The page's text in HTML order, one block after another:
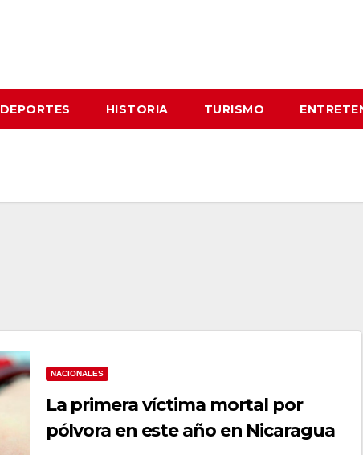
DEPORTES HISTORIA TURISMO
NACIONALES
La primera víctima mortal por
pólvora en este año en Nicaragua